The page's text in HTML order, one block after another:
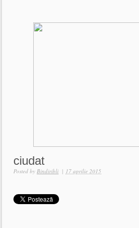
ciudat
Posted by Bindiribli | 17 aprilie 2015